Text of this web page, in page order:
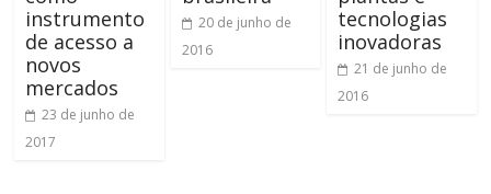
instrumento
de acesso a
novos
mercados
23 de junho de
2017
20 de junho de
2016
tecnologias
inovadoras
21 de junho de
2016